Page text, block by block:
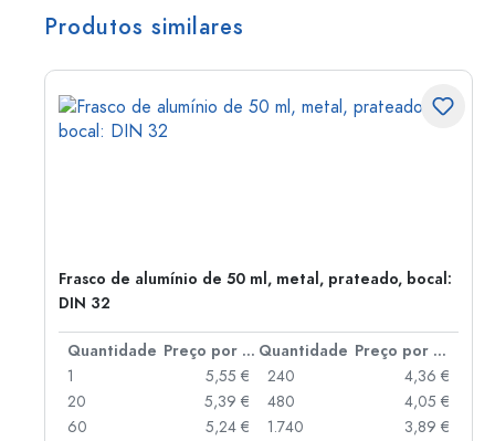
Produtos similares
Frasco de alumínio de 50 ml, metal, prateado, bocal:
DIN 32
Quantidade Preço por peça Quantidade
Preço por peça
1
5,55 €
20
5,39 €
60
5,24 €
240
4,36 €
480
4,05 €
1.740
3,89 €